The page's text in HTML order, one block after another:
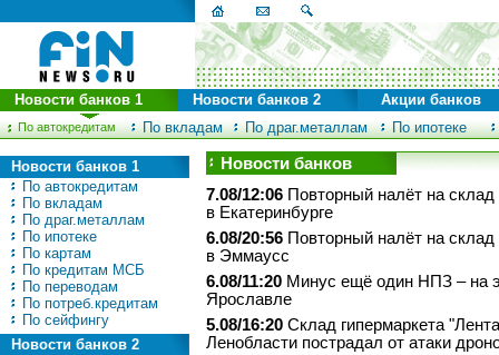
По автокредитам По вкладам По драг.металлам По ипотеке
Новости банков 1 Новости банков 2 Акции банков
Новости банков 1
По автокредитам
По вкладам
По драг.металлам
По ипотеке
По картам
По кредитам МСБ
По переводам
По потреб.кредитам
По сейфингу
Новости банков 2
Новости банков
7.08/12:06 Повторный налёт на склад
в Екатеринбурге
6.08/20:56 Повторный налёт на склад
в Эммаусс
6.08/11:20 Минус ещё один НПЗ – на
Ярославле
5.08/16:20 Склад гипермаркета
Ленобласти пострадал от атаки